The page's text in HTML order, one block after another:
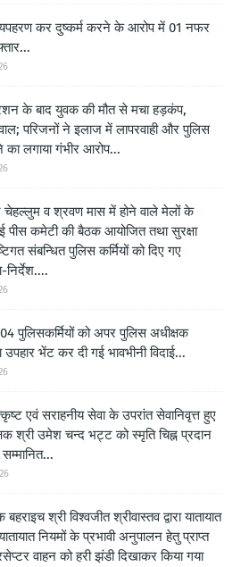
कर दुष्कर्म करने के आरोप में 01 नफर
के बाद युवक की मौत से मचा हड़कंप,
परिजनों ने इलाज में लापरवाही और पुलिस
का लगाया गंभीर आरोप...
चेहल्लुम व श्रवण मास में होने वाले मेलों के
पीस कमेटी की बैठक आयोजित तथा सुरक्षा
संबन्धित पुलिस कर्मियों को दिए गए
04 पुलिसकर्मियों को अपर पुलिस अधीक्षक
उपहार भेंट कर दी गई भावभीनी विदाई...
एवं सराहनीय सेवा के उपरांत सेवानिवृत्त हुए
श्री उमेश चन्द भट्ट को स्मृति चिह्न प्रदान
श्री विश्वजीत श्रीवास्तव द्वारा यातायात
नियमों के प्रभावी अनुपालन हेतु प्राप्त
वाहन को हरी झंडी दिखाकर किया गया